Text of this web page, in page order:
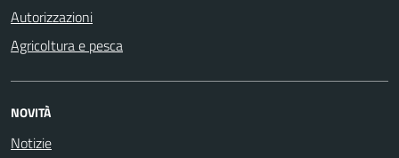
Autorizzazioni
Agricoltura e pesca
NOVITÀ
Notizie